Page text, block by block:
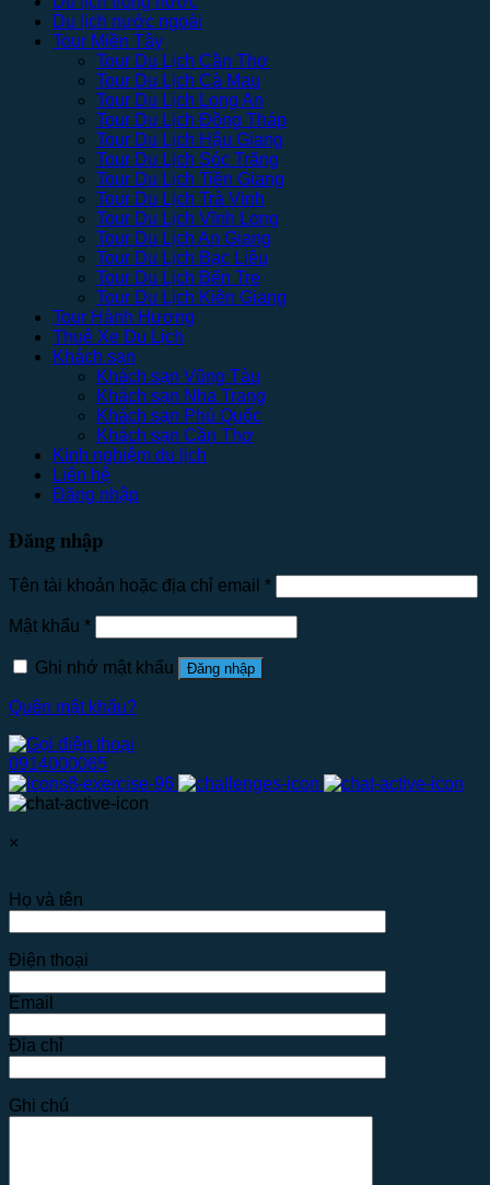
Du lịch nước ngoài
Tour Miền Tây
Tour Du Lịch Cần Thơ
Tour Du Lịch Cà Mau
Tour Du Lịch Long An
Tour Du Lịch Đồng Tháp
Tour Du Lịch Hậu Giang
Tour Du Lịch Sóc Trăng
Tour Du Lịch Tiền Giang
Tour Du Lịch Trà Vinh
Tour Du Lịch Vĩnh Long
Tour Du Lịch An Giang
Tour Du Lịch Bạc Liêu
Tour Du Lịch Bến Tre
Tour Du Lịch Kiên Giang
Tour Hành Hương
Thuê Xe Du Lịch
Khách sạn
Khách sạn Vũng Tàu
Khách sạn Nha Trang
Khách sạn Phú Quốc
Khách sạn Cần Thơ
Kinh nghiệm du lịch
Liên hệ
Đăng nhập
Đăng nhập
Tên tài khoản hoặc địa chỉ email *
Mật khẩu *
Ghi nhớ mật khẩu Đăng nhập
Quên mật khẩu?
0914000065
×
Họ và tên
Điện thoại
Email
Địa chỉ
Ghi chú